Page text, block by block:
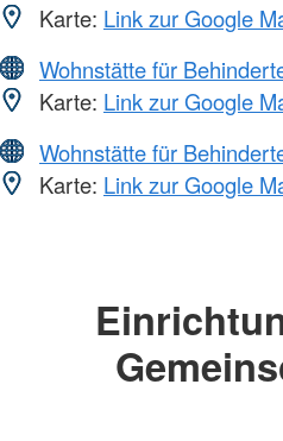
Karte: Link zur Google
Wohnstätte für
Karte: Link zur Google
Wohnstätte für
Karte: Link zur Google